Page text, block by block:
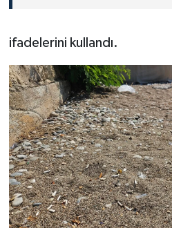
ifadelerini kullandı.